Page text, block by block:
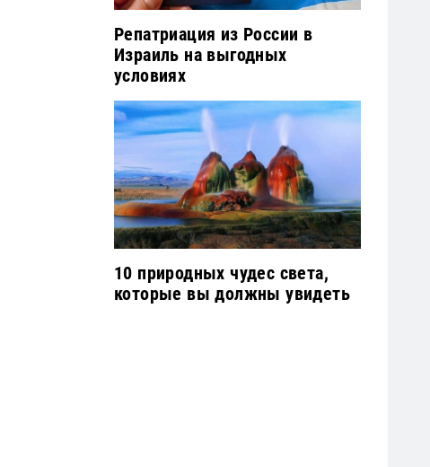
Репатриация из России в
Израиль на выгодных
условиях
10 природных чудес света,
которые вы должны увидеть